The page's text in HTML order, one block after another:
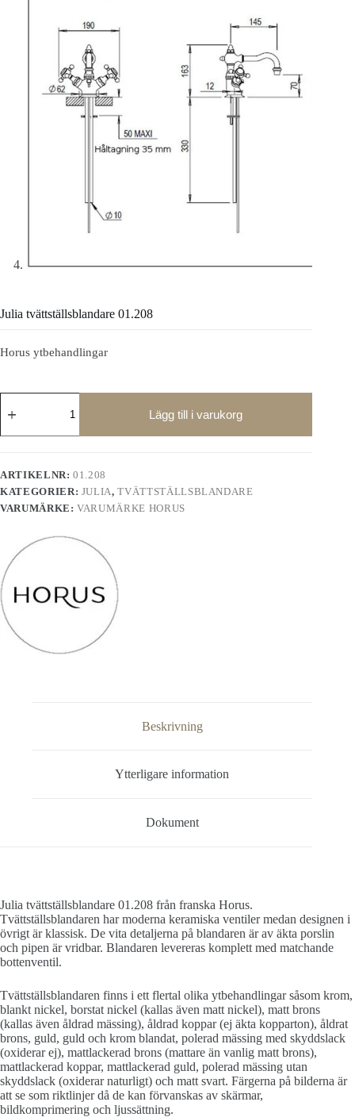
Julia tvättställsblandare 01.208
Horus ytbehandlingar
tvättställsblandare
mängd
Lägg till i varukorg
ARTIKELNR:01.208
KATEGORIER: JULIA,TVÄTTSTÄLLSBLANDARE
VARUMÄRKE:VARUMÄRKE HORUS
Beskrivning
Ytterligare information
Dokument
Julia tvättställsblandare 01.208 från franska Horus.
Tvättställsblandaren har moderna keramiska ventiler medan designen i
övrigt är klassisk. De vita detaljerna på blandaren är av äkta porslin
och pipen är vridbar. Blandaren levereras komplett med matchande
bottenventil.
Tvättställsblandaren finns i ett flertal olika ytbehandlingar såsom krom,
blankt nickel, borstat nickel (kallas även matt nickel), matt brons
(kallas även åldrad mässing), åldrad koppar (ej äkta kopparton), åldrat
brons, guld, guld och krom blandat, polerad mässing med skyddslack
(oxiderar ej), mattlackerad brons (mattare än vanlig matt brons),
mattlackerad koppar, mattlackerad guld, polerad mässing utan
skyddslack (oxiderar naturligt) och matt svart. Färgerna på bilderna är
att se som riktlinjer då de kan förvanskas av skärmar,
bildkomprimering och ljussättning.